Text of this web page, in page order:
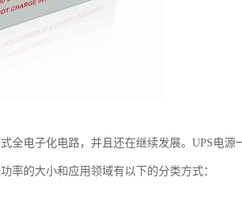
全电子化电路，并且还在继续发展。UPS电源
率的大小和应用领域有以下的分类方式：